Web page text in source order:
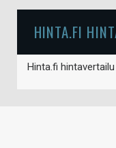
HINTA.FI
Hinta.fi hintavertailu